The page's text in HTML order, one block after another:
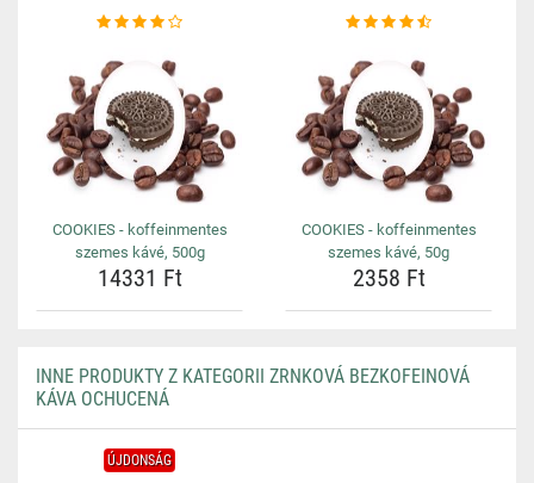
COOKIES - koffeinmentes
szemes kávé, 500g
14331 Ft
COOKIES - koffeinmentes
szemes kávé, 50g
2358 Ft
INNE PRODUKTY Z KATEGORII ZRNKOVÁ BEZKOFEINOVÁ
KÁVA OCHUCENÁ
ÚJDONSÁG